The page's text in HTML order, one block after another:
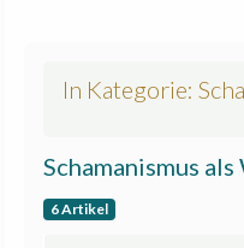
In Kategorie:
Schamanismus
6 Artikel